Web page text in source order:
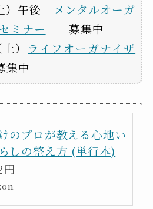
）午後
メンタルオーガ
ミナー 募集中
）
ライフオーガナイザ
集中
のプロが教える心地い
しの整え方 (単行本)
円